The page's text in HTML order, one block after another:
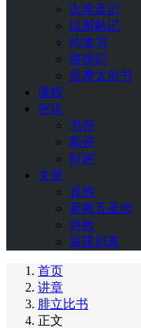
出埃及记
以斯帖记
约拿书
路得记
提摩太后书
课程
评论
书评
影评
时评
文章
其他
新教五圣传
诗歌
返璞归真
首页
讲章
腓立比书
正文